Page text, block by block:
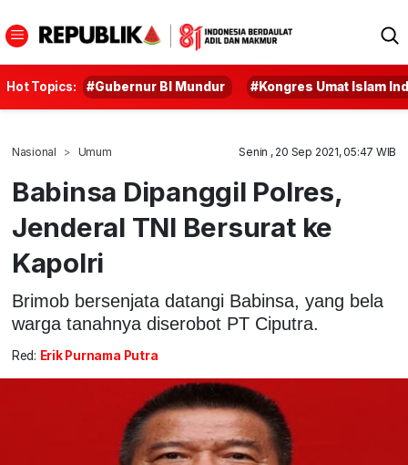
Hot Topics: #Gubernur BI Mundur #Kongres Umat Islam
Nasional Umum Senin , 20 Sep 2021, 05:47 WIB
Babinsa Dipanggil Polres,
Jenderal TNI Bersurat ke
Kapolri
Brimob bersenjata datangi Babinsa, yang bela
warga tanahnya diserobot PT Ciputra.
Red: Erik Purnama Putra